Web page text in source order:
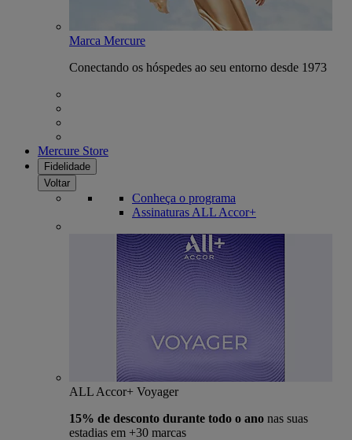
Marca Mercure
Conectando os hóspedes ao seu entorno desde 1973
Mercure Store
Fidelidade
Voltar
Conheça o programa
Assinaturas ALL Accor+
ALL Accor+ Voyager
15% de desconto durante todo o ano nas suas
estadias em +30 marcas